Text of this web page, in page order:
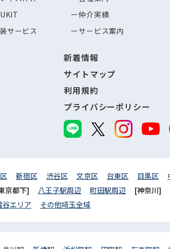
サービス
仲介実績
サービス案内
新着情報
サイトマップ
利用規約
プライバシーポリシー
新宿区 渋谷区 文京区 台東区 目黒区
京都下] 八王子駅周辺 町田駅周辺 [神奈川]
谷エリア その他埼玉全域